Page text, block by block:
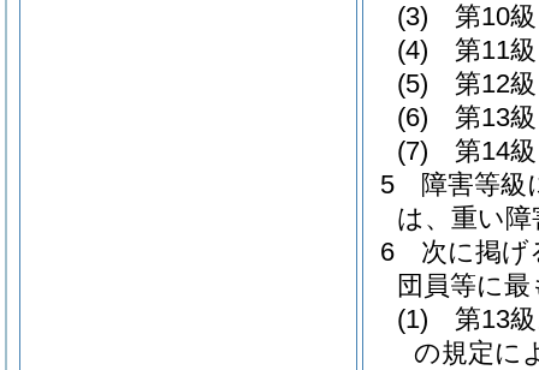
(3)
第10
(4)
第11
(5)
第12
(6)
第13
(7)
第14
5
障害等級
は、重い
6
次に掲げ
団員等に
(1)
第13
の規定に